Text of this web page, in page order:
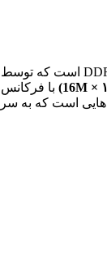
تجهیزات شبکه و